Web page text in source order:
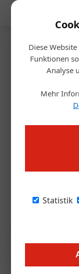
Diese
Funktionen
Analyse
Mehr
Statistik
Für das 19.
Stanek wieder eine